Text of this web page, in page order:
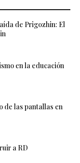
de Prigozhin: El
en la educación
de las pantallas en
a RD